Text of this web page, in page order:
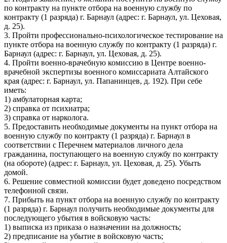
по контракту на пункте отбора на военную службу по
контракту (1 разряда) г. Барнаул (адрес: г. Барнаул, ул. Цеховая,
д. 25).
3. Пройти профессионально-психологическое тестирование на
пункте отбора на военную службу по контракту (1 разряда) г.
Барнаул (адрес: г. Барнаул, ул. Цеховая, д. 25).
4. Пройти военно-врачебную комиссию в Центре военно-
врачебной экспертизы военного комиссариата Алтайского
края (адрес: г. Барнаул, ул. Папанинцев, д. 192). При себе
иметь:
1) амбулаторная карта;
2) справка от психиатра;
3) справка от нарколога.
5. Предоставить необходимые документы на пункт отбора на
военную службу по контракту (1 разряда) г. Барнаул в
соответствии с Перечнем материалов личного дела
гражданина, поступающего на военную службу по контракту
(на обороте) (адрес: г. Барнаул, ул. Цеховая, д. 25). Убыть
домой.
6. Решение совместной комиссии будет доведено посредством
телефонной связи.
7. Прибыть на пункт отбора на военную службу по контракту
(1 разряда) г. Барнаул получить необходимые документы для
последующего убытия в войсковую часть:
1) выписка из приказа о назначении на должность;
2) предписание на убытие в войсковую часть;